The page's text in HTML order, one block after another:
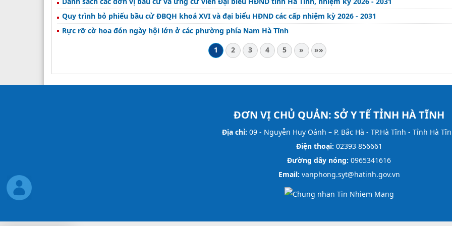
Quy trình bỏ phiếu bầu cử ĐBQH khoá XVI và đại biểu HĐND các cấp nhiệm kỳ 2026 - 2031
Rực rỡ cờ hoa đón ngày hội lớn ở các phường phía Nam Hà Tĩnh
1
2 3 4 5 » »»
ĐƠN VỊ CHỦ QUẢN: SỞ Y TẾ TỈNH HÀ TĨNH
Địa chỉ: 09 - Nguyễn Huy Oánh – P. Bắc Hà - TP.Hà Tĩnh - Tỉnh Hà
Điện thoại: 02393 856661
Đường dây nóng: 0965341616
Email: vanphong.syt@hatinh.gov.vn